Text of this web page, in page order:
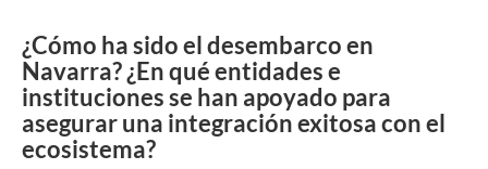
¿Cómo ha sido el desembarco en
Navarra? ¿En qué entidades e
instituciones se han apoyado para
asegurar una integración exitosa con el
ecosistema?